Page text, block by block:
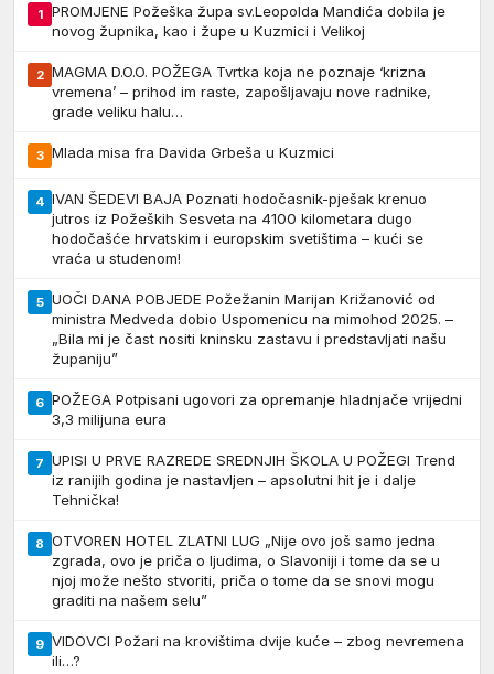
1
PROMJENE Požeška župa sv.Leopolda Mandića dobila je
novog župnika, kao i župe u Kuzmici i Velikoj
2 MAGMA D.O.O. POŽEGA Tvrtka koja ne poznaje ‘krizna
vremena’ – prihod im raste, zapošljavaju nove radnike,
grade veliku halu…
3 Mlada misa fra Davida Grbeša u Kuzmici
4 IVAN ŠEDEVI BAJA Poznati hodočasnik-pješak krenuo
jutros iz Požeških Sesveta na 4100 kilometara dugo
hodočašće hrvatskim i europskim svetištima – kući se
vraća u studenom!
5 UOČI DANA POBJEDE Požežanin Marijan Križanović od
ministra Medveda dobio Uspomenicu na mimohod 2025. –
„Bila mi je čast nositi kninsku zastavu i predstavljati našu
županiju”
6 POŽEGA Potpisani ugovori za opremanje hladnjače vrijedni
3,3 milijuna eura
7 UPISI U PRVE RAZREDE SREDNJIH ŠKOLA U POŽEGI Trend
iz ranijih godina je nastavljen – apsolutni hit je i dalje
Tehnička!
8 OTVOREN HOTEL ZLATNI LUG „Nije ovo još samo jedna
zgrada, ovo je priča o ljudima, o Slavoniji i tome da se u
njoj može nešto stvoriti, priča o tome da se snovi mogu
graditi na našem selu”
9 VIDOVCI Požari na krovištima dvije kuće – zbog nevremena
ili…?